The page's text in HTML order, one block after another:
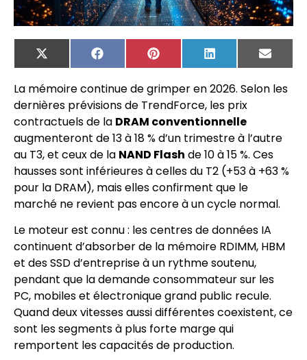
X
(Twitter)
FacebookPinterest LinkedIn
Email
La mémoire continue de grimper en 2026. Selon les
dernières prévisions de TrendForce, les prix
contractuels de la DRAM conventionnelle
augmenteront de 13 à 18 % d’un trimestre à l’autre
au T3, et ceux de la NAND Flash de 10 à 15 %. Ces
hausses sont inférieures à celles du T2 (+53 à +63 %
pour la DRAM), mais elles confirment que le
marché ne revient pas encore à un cycle normal.
Le moteur est connu : les centres de données IA
continuent d’absorber de la mémoire RDIMM, HBM
et des SSD d’entreprise à un rythme soutenu,
pendant que la demande consommateur sur les
PC, mobiles et électronique grand public recule.
Quand deux vitesses aussi différentes coexistent, ce
sont les segments à plus forte marge qui
remportent les capacités de production.